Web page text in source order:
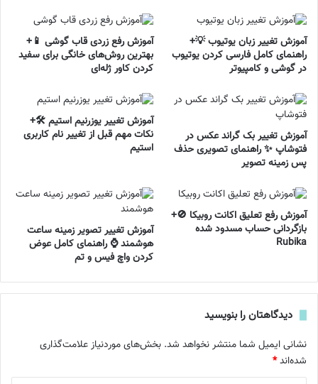
آموزش تغییر زبان یوتیوب 💡+
راهنمای کامل فارسی کردن یوتیوب
در گوشی و کامپیوتر
آموزش رفع زردی قاب گوشی 📱+
بهترین روش‌های خانگی برای سفید
کردن کاور ژله‌ای
آموزش تغییر بک گراند عکس در
فتوشاپ ✨ راهنمای تصویری حذف
پس زمینه تصویر
آموزش تغییر یوزرنیم استیم 🛠️+
نکات مهم قبل از تغییر نام کاربری
استیم
آموزش رفع تعلیق اکانت روبیکا 🚫+
بازگردانی حساب مسدود شده
Rubika
آموزش تغییر تصویر زمینه ساعت
هوشمند ⌚ راهنمای کامل عوض
کردن واچ فیس و تم
دیدگاهتان را بنویسید
نشانی ایمیل شما منتشر نخواهد شد. بخش‌های موردنیاز علامت‌گذاری
شده‌اند*